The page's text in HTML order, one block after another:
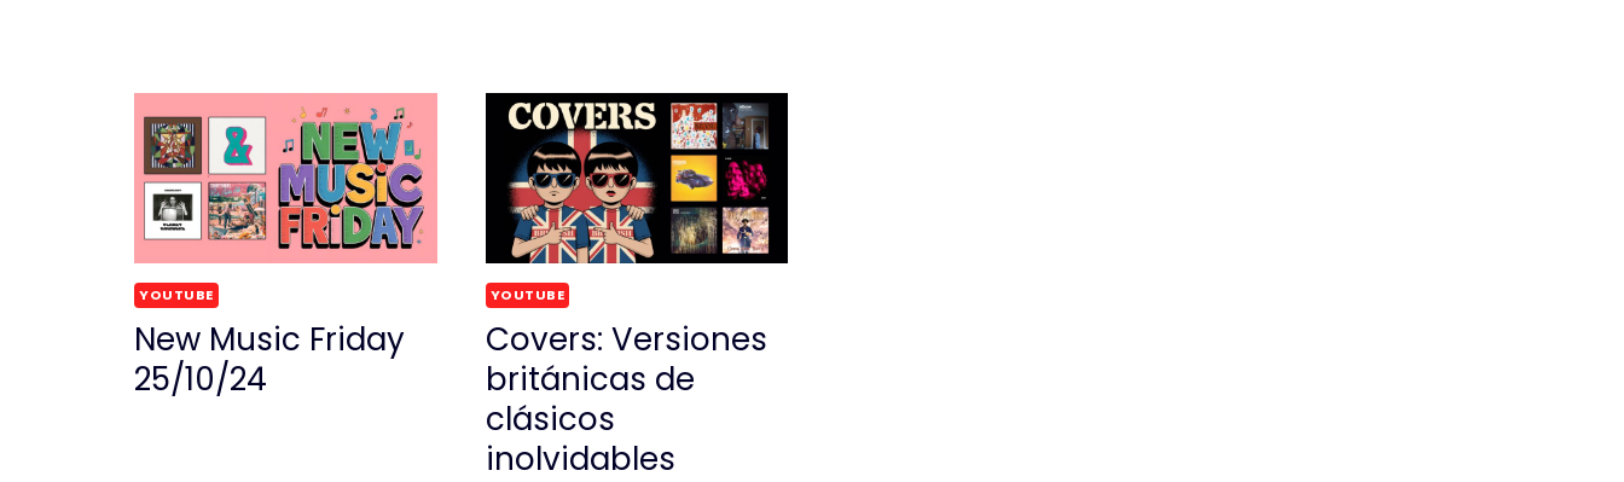
YOUTUBE
New Music Friday
25/10/24
YOUTUBE
Covers: Versiones
británicas de
clásicos
inolvidables